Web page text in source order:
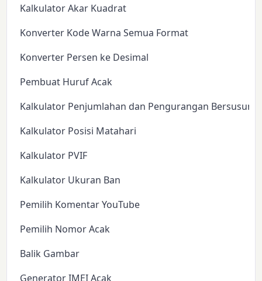
Kalkulator Akar Kuadrat
Konverter Kode Warna Semua Format
Konverter Persen ke Desimal
Pembuat Huruf Acak
Kalkulator Penjumlahan dan Pengurangan Bersusun
Kalkulator Posisi Matahari
Kalkulator PVIF
Kalkulator Ukuran Ban
Pemilih Komentar YouTube
Pemilih Nomor Acak
Balik Gambar
Generator IMEI Acak